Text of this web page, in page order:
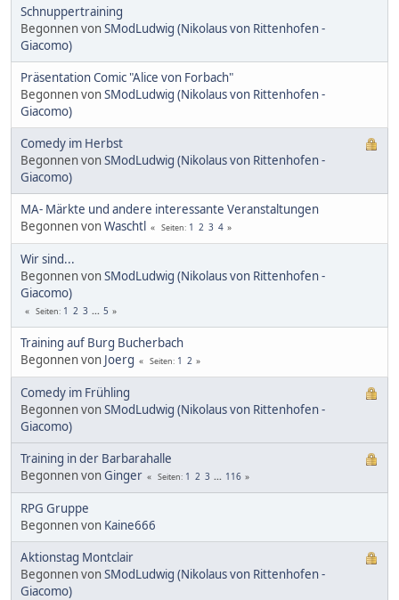
Schnuppertraining
Begonnen vonSModLudwig (Nikolaus von Rittenhofen -
Giacomo)
Präsentation Comic "Alice von Forbach"
Begonnen vonSModLudwig (Nikolaus von Rittenhofen -
Giacomo)
Comedy im Herbst
Begonnen vonSModLudwig (Nikolaus von Rittenhofen -
Giacomo)
MA- Märkte und andere interessante Veranstaltungen
Begonnen vonWaschtl Seiten 1 2 3 4
Wir sind...
Begonnen vonSModLudwig (Nikolaus von Rittenhofen -
Giacomo)
Seiten 1 2 3 ... 5
Training auf Burg Bucherbach
Begonnen von Joerg Seiten 1 2
Comedy im Frühling
Begonnen vonSModLudwig (Nikolaus von Rittenhofen -
Giacomo)
Training in der Barbarahalle
Begonnen vonGinger Seiten 1 2 3 ... 116
RPG Gruppe
Begonnen von Kaine666
Aktionstag Montclair
Begonnen vonSModLudwig (Nikolaus von Rittenhofen -
Giacomo)